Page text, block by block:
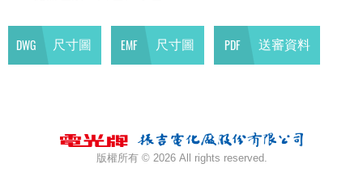
DWG 尺寸圖 EMF 尺寸圖 PDF 送審資料
版權所有 © 2026 All rights reserved.